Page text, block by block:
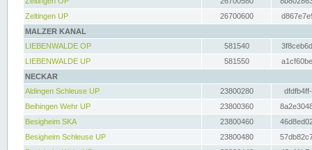
Zeltingen UP
26700600
MALZER KANAL
LIEBENWALDE OP
581540
LIEBENWALDE UP
581550
NECKAR
Aldingen Schleuse UP
23800280
Beihingen Wehr UP
23800360
Besigheim SKA
23800460
Besigheim Schleuse UP
23800480